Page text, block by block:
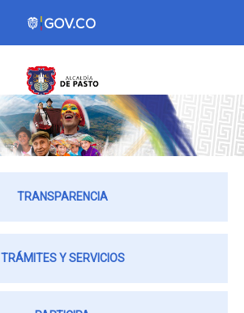
TRANSPARENCIA
TRÁMITES Y SERVICIOS